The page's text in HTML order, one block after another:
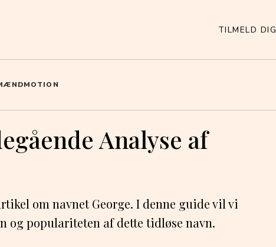
TILMELD DIG
MOTION
Analyse af
om navnet George. I denne guide vil vi
og populariteten af dette tidløse navn.